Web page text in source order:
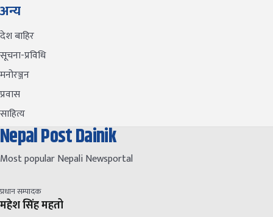
अन्य
देश बाहिर
सूचना-प्रविधि
मनोरञ्जन
प्रवास
साहित्य
Nepal Post Dainik
Most popular Nepali Newsportal
प्रधान सम्पादक
महेश सिंह महतो